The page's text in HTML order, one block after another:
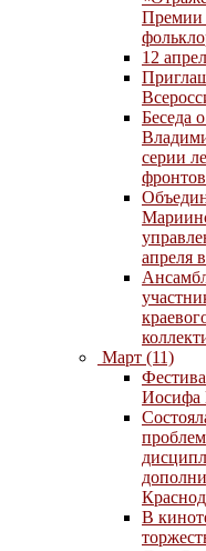
Премии
12
Беседа
серии
апреля
Март (11)
Иосифа
В